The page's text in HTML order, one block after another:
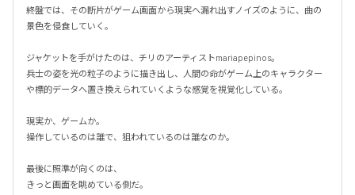
終盤では、その断片がゲーム画面から現実へ漏れ出すノイズのように、曲の
景色を侵食していく。
ジャケットを手がけたのは、チリのアーティストmariapepinos。
兵士の姿を光の粒子のように描き出し、人間の命がゲーム上のキャラクター
や標的データへ置き換えられていくような感覚を視覚化している。
現実か、ゲームか。
操作しているのは誰で、狙われているのは誰なのか。
最後に照準が向くのは、
きっと画面を眺めている側だ。